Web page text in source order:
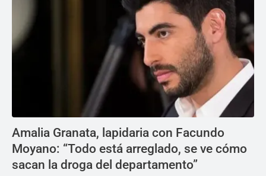
Amalia Granata, lapidaria con Facundo
Moyano: “Todo está arreglado, se ve cómo
sacan la droga del departamento”